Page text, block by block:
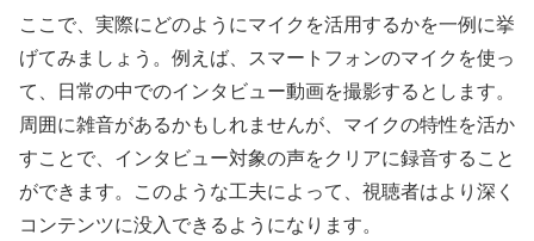
ここで、実際にどのようにマイクを活用するかを一例に挙
げてみましょう。例えば、スマートフォンのマイクを使っ
て、日常の中でのインタビュー動画を撮影するとします。
周囲に雑音があるかもしれませんが、マイクの特性を活か
すことで、インタビュー対象の声をクリアに録音すること
ができます。このような工夫によって、視聴者はより深く
コンテンツに没入できるようになります。